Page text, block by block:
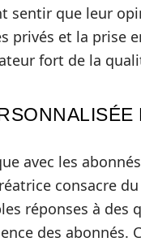
sentir que leur
privés et la prise
fort de la
avec les
consacre
réponses à des
des